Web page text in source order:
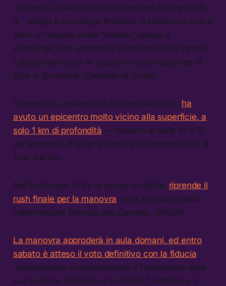
strumenti, quattro uguali o superiori a magnitudo
4,” spiega il sismologo Privitera. Il terremoto non è
stato in nessun modo “strano,” spiega il
sismologo, che sottolinea come non ci sia nessun
collegamento con le eruzioni contemporanee di
Etna e Stromboli. (Giornale di Sicilia)
Il terremoto, essendo di origine vulcanica, ha
avuto un epicentro molto vicino alla superficie, a
solo 1 km di profondità — rispetto ai soliti 10 o 15
dei terremoti di origine sismica del centro Italia. (il
Sole 24Ore)
Nel frattempo, finita la pausa natalizia, riprende il
rush finale per la manovra, oggi all’esame della
commissione Bilancio alla Camera. (ANSA)
La manovra approderà in aula domani, ed entro
sabato è atteso il voto definitivo con la fiducia,
“esautorando completamente il Parlamento della
sua basilare funzione di controllo,” sottolinea il